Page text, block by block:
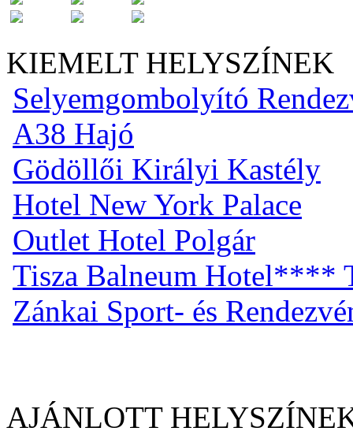
KIEMELT HELYSZÍNEK
Selyemgombolyító
A38 Hajó
Gödöllői Királyi Kastély
Hotel New York Palace
Outlet Hotel Polgár
Tisza Balneum Hotel****
Zánkai Sport- és
AJÁNLOTT